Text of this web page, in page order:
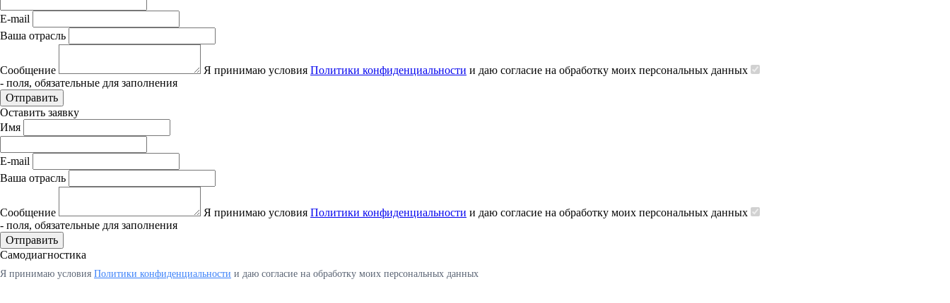
E-mail
Ваша отрасль
Сообщение Я принимаю условия Политики конфиденциальности и даю согласие на обработку моих персональных данных
- поля, обязательные для заполнения
Отправить
Оставить заявку
Имя
E-mail
Ваша отрасль
Сообщение Я принимаю условия Политики конфиденциальности и даю согласие на обработку моих персональных данных
- поля, обязательные для заполнения
Отправить
Самодиагностика
Я принимаю условия Политики конфиденциальности и даю согласие на обработку моих персональных данных